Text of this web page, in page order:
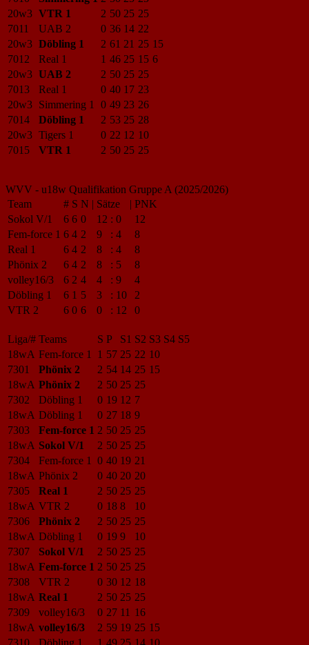
20w3 VTR 1 2 50 25 25
7011
UAB 2 0 36 14 22
20w3 Döbling 1 2 61 21 25 15
7012
Real 1 1 46 25 15 6
20w3 UAB 2 2 50 25 25
7013
Real 1 0 40 17 23
20w3 Simmering 1 0 49 23 26
7014
Döbling 1 2 53 25 28
20w3 Tigers 1 0 22 12 10
7015
VTR 1 2 50 25 25
WVV - u18w Qualifikation Gruppe A (2025/2026)
Team
# S N | Sätze | PNK
Sokol V/1
6 6 0 12 : 0
12
Fem-force 1 6 4 2 9 : 4
8
Real 1
6 4 2 8 : 4
8
Phönix 2
6 4 2 8 : 5
8
volley16/3
6 2 4 4 : 9
4
Döbling 1
6 1 5 3 : 10
2
VTR 2
6 0 6 0 : 12 0
Liga/# Teams S P S1 S2 S3 S4 S5
18wA Fem-force 1 1 57 25 22 10
7301
Phönix 2 2 54 14 25 15
18wA Phönix 2 2 50 25 25
7302
Döbling 1 0 19 12 7
18wA Döbling 1 0 27 18 9
7303
Fem-force 1 2 50 25 25
18wA Sokol V/1 2 50 25 25
7304
Fem-force 1 0 40 19 21
18wA Phönix 2 0 40 20 20
7305
Real 1 2 50 25 25
18wA VTR 2 0 18 8
10
7306
Phönix 2 2 50 25 25
18wA Döbling 1 0 19 9
10
7307
Sokol V/1 2 50 25 25
18wA Fem-force 1 2 50 25 25
7308
VTR 2 0 30 12 18
18wA Real 1 2 50 25 25
7309
volley16/3 0 27 11 16
18wA volley16/3 2 59 19 25 15
7310
Döbling 1 1 49 25 14 10